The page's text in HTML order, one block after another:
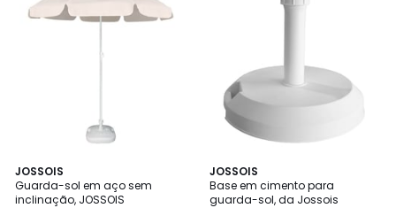
JOSSOIS
Guarda-sol em aço sem
inclinação, JOSSOIS
JOSSOIS
Base em cimento para
guarda-sol, da Jossois